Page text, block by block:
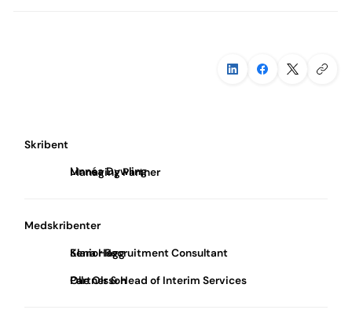
Skribent
Linnéa Dywling
Managing Partner
Medskribenter
Klara Hägg
Senior Recruitment Consultant
Olle Olsson
Partner & Head of Interim Services